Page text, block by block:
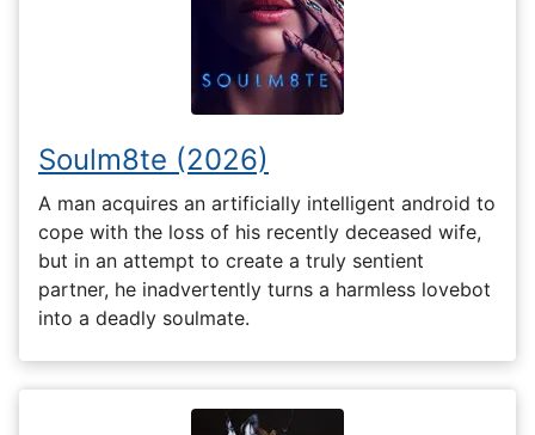
Soulm8te (2026)
A man acquires an artificially intelligent android to
cope with the loss of his recently deceased wife,
but in an attempt to create a truly sentient
partner, he inadvertently turns a harmless lovebot
into a deadly soulmate.